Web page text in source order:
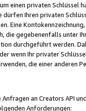
einen privaten
dürfen Ihren privaten
Eine
die gegebenenfalls unter
durchgeführt werden.
wenn Ihr privater
die einer anderen
Anfragen an Creators API
Anforderungen: